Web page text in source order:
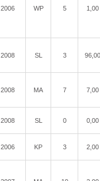
2006 WP 5 1,00
2008 SL 3 96,00
2008 MA 7 7,00
2008 SL 0 0,00
2006 KP 3 2,00